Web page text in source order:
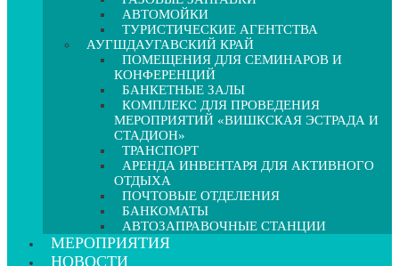
АВТОМОЙКИ
ТУРИСТИЧЕСКИЕ АГЕНТСТВА
АУГШДАУГАВСКИЙ КРАЙ
ПОМЕЩЕНИЯ ДЛЯ СЕМИНАРОВ И
КОНФЕРЕНЦИЙ
БАНКЕТНЫЕ ЗАЛЫ
КОМПЛЕКС ДЛЯ ПРОВЕДЕНИЯ
МЕРОПРИЯТИЙ «ВИШКСКАЯ ЭСТРАДА И
СТАДИОН»
ТРАНСПОРТ
АРЕНДА ИНВЕНТАРЯ ДЛЯ АКТИВНОГО
ОТДЫХА
ПОЧТОВЫЕ ОТДЕЛЕНИЯ
БАНКОМАТЫ
АВТОЗАПРАВОЧНЫЕ СТАНЦИИ
МЕРОПРИЯТИЯ
НОВОСТИ